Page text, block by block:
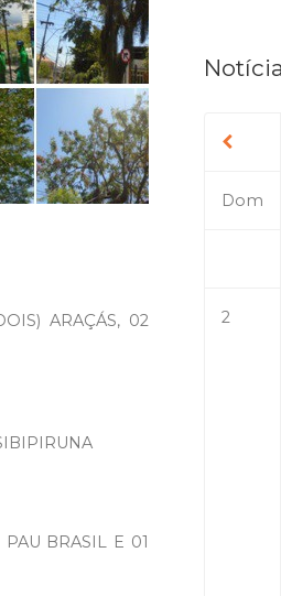
ARAÇÁS, 02
BRASIL E 01
Dom
2